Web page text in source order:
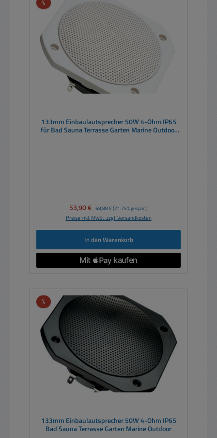
%
133mm Einbaulautsprecher 50W 4-Ohm IP65
für Bad Sauna Terrasse Garten Marine Outdoor
Verkaufspreis:
53,90 € Regulärer Preis:
68,88 € (21.75% gespart)
Preise inkl. MwSt. zzgl. Versandkosten
In den Warenkorb
%Rabatt
133mm Einbaulautsprecher 50W 4-Ohm IP65
Bad Sauna Terrasse Garten Marine Outdoor